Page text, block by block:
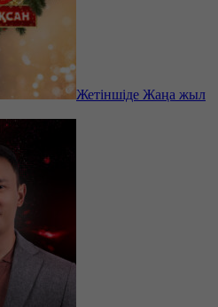
Жетіншіде Жаңа жыл